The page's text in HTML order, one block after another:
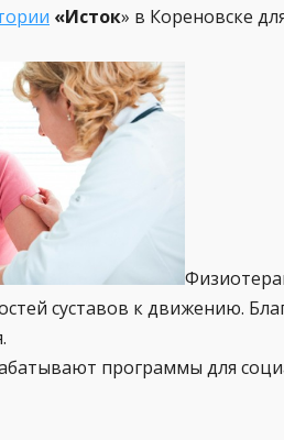
«Исток» в Кореновске
суставов к движению.
программы для